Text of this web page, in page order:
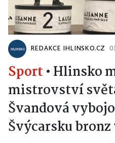
REDAKCE IHLINSKO.CZ
Sport • Hlinsko
mistrovství
Švandová
Švýcarsku